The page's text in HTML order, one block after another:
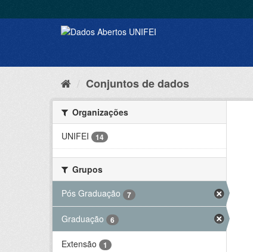
Conjuntos de dados
Organizações
UNIFEI
14
Grupos
Pós Graduação
7
Graduação 6
Extensão 1